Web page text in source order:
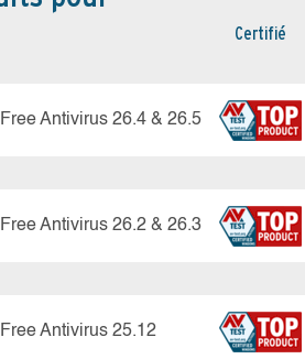
Certifié
Free Antivirus 26.4 & 26.5
Free Antivirus 26.2 & 26.3
Free Antivirus 25.12